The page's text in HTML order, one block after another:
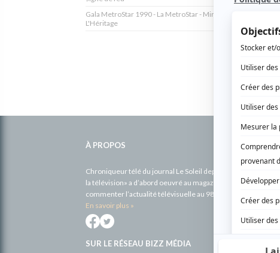
Gala MetroStar 1990 - La MetroStar - Miriam Galarneau -
L'Héritage
À PROPOS
Chroniqueur télé du journal Le Soleil depuis 2001, Richard
la télévision» a d’abord oeuvré au magazine TV Hebdo de
commenter l’actualité télévisuelle au 98,5.
En savoir plus »
SUR LE RÉSEAU BIZZ MÉDIA